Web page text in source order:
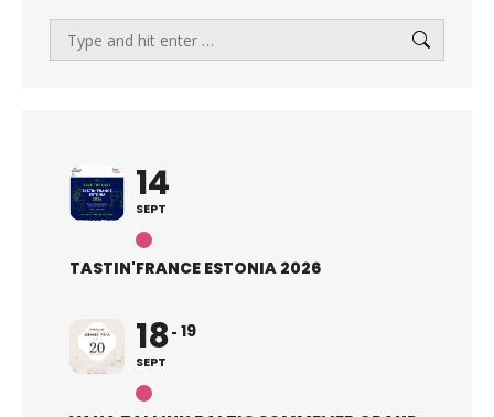
Search:
14
SEPT
TASTIN'FRANCE ESTONIA 2026
18
SEPT
19